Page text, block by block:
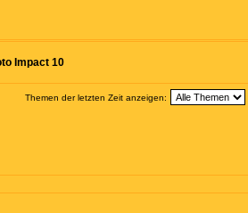
Impact 10
Themen der letzten Zeit anzeigen: